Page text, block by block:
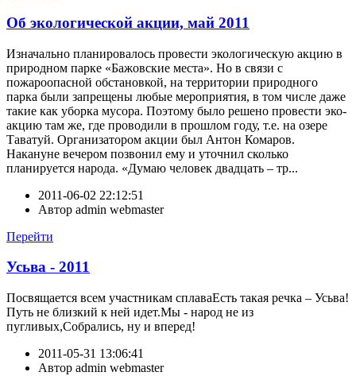
Об экологической акции, май 2011
Изначально планировалось провести экологическую акцию в
природном парке «Бажовские места». Но в связи с
пожароопасной обстановкой, на территории природного
парка были запрещены любые мероприятия, в том числе даже
такие как уборка мусора. Поэтому было решено провести эко-
акцию там же, где проводили в прошлом году, т.е. на озере
Таватуй. Организатором акции был Антон Комаров.
Накануне вечером позвонил ему и уточнил сколько
планируется народа. «Думаю человек двадцать – тр...
2011-06-02 22:12:51
Автор admin webmaster
Перейти
Усьва - 2011
Посвящается всем участникам сплаваЕсть такая речка – Усьва!
Путь не близкий к ней идет.Мы - народ не из
пугливых,Собрались, ну и вперед!
2011-05-31 13:06:41
Автор admin webmaster